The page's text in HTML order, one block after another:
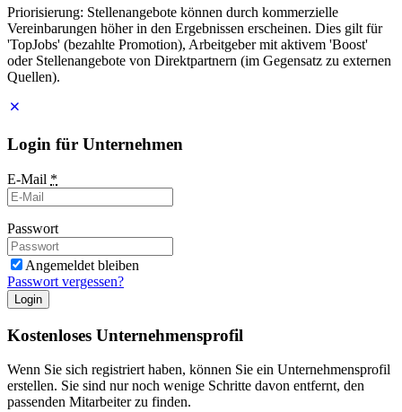
Priorisierung: Stellenangebote können durch kommerzielle
Vereinbarungen höher in den Ergebnissen erscheinen. Dies gilt für
'TopJobs' (bezahlte Promotion), Arbeitgeber mit aktivem 'Boost'
oder Stellenangebote von Direktpartnern (im Gegensatz zu externen
Quellen).
Login für Unternehmen
E-Mail *
Passwort
Angemeldet bleiben
Passwort vergessen?
Login
Kostenloses Unternehmensprofil
Wenn Sie sich registriert haben, können Sie ein Unternehmensprofil
erstellen. Sie sind nur noch wenige Schritte davon entfernt, den
passenden Mitarbeiter zu finden.